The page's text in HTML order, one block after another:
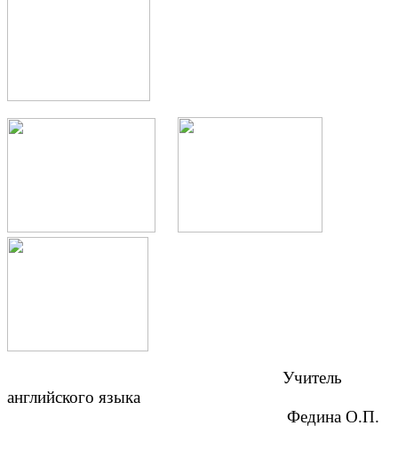
Учитель
английского языка
Федина О.П.